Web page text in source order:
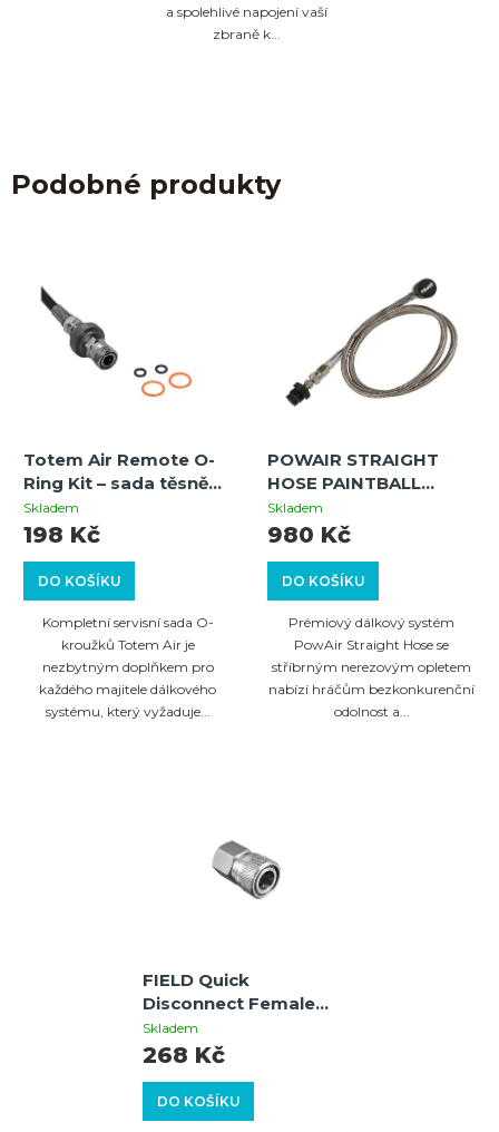
a spolehlivé napojení vaší
zbraně k...
Podobné produkty
Totem Air Remote O-
Ring Kit – sada těsnění
pro dálkové systémy
zbraní
Skladem
DO KOŠÍKU
198 Kč
Kompletní servisní sada O-
kroužků Totem Air je
nezbytným doplňkem pro
každého majitele dálkového
systému, který vyžaduje...
POWAIR STRAIGHT
HOSE PAINTBALL
REMOTE SYSTEM
(SILVER)
Skladem
DO KOŠÍKU
980 Kč
Prémiový dálkový systém
PowAir Straight Hose se
stříbrným nerezovým opletem
nabízí hráčům bezkonkurenční
odolnost a...
FIELD Quick
Disconnect Female
Stainless Steel –
nerezová rychlospojka
Skladem
DO KOŠÍKU
268 Kč